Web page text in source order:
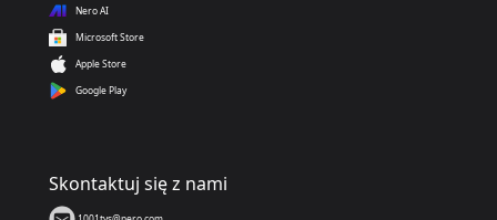
Nero AI
Microsoft Store
Apple Store
Google Play
Skontaktuj się z nami